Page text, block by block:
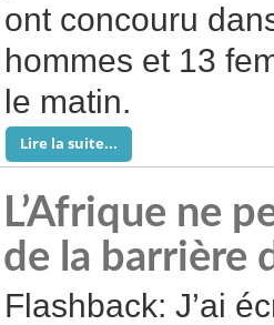
ont concouru
hommes et 13
le matin.
Lire la suite...
L’Afrique ne
de la barrière
Flashback: J’ai